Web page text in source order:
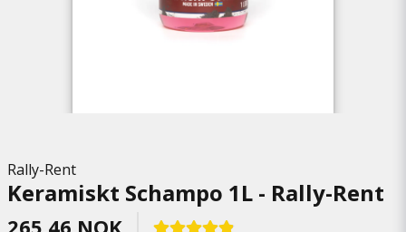
Rally-Rent
Keramiskt Schampo 1L - Rally-Rent
265,46 NOK